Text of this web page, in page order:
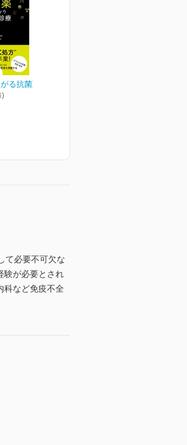
る抗菌薬
)
て必要不可欠な
験が必要とされ
科など免疫不全